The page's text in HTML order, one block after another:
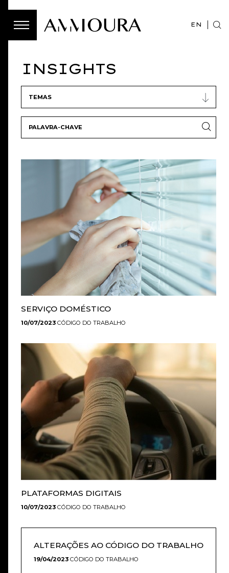
EN
INSIGHTS
SERVIÇO DOMÉSTICO
10/07/2023 CÓDIGO DO TRABALHO
PLATAFORMAS DIGITAIS
10/07/2023 CÓDIGO DO TRABALHO
ALTERAÇÕES AO CÓDIGO DO TRABALHO
19/04/2023 CÓDIGO DO TRABALHO